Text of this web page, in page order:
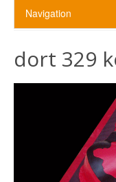
dort 329